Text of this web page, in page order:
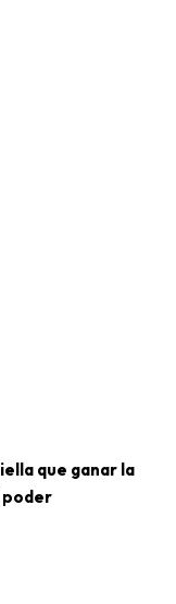
que ganar la
poder